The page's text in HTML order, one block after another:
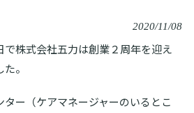
2020/11/08
で株式会社五力は創業２周年を迎え
。
ター（ケアマネージャーのいるとこ